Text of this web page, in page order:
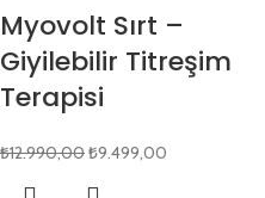
Myovolt Sırt –
Giyilebilir Titreşim
Terapisi
₺12.990,00₺9.499,00